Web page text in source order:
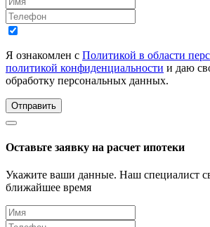
Я ознакомлен с Политикой в области
политикой конфиденциальности и даю
обработку персональных данных.
Отправить
Оставьте заявку на расчет ипотеки
Укажите ваши данные. Наш специалист
ближайшее время